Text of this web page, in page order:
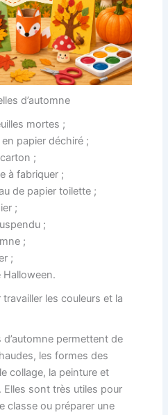
d’automne
mortes ;
papier déchiré ;
;
à fabriquer ;
de papier toilette ;
;
;
;
;
Halloween.
les couleurs et la
permettent de
les formes des
collage, la peinture et
Elles sont très utiles pour
classe ou préparer une